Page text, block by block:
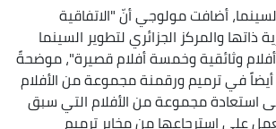
أضافت مولوجي أنّ "الاتفاقية
والمركز الجزائري لتطوير السينما
وثائقية وخمسة أفلام قصيرة"، موضحةً
في ترميم ورقمنة مجموعة من الأفلام
استعادة مجموعة من الأفلام التي سبق
على استرجاعها من مخابر ترميم